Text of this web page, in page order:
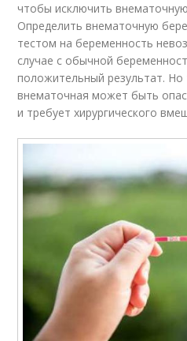
чтобы исключить
Определить внематочную
тестом на беременность
случае с обычной
положительный результат.
внематочная может быть
и требует хирургического